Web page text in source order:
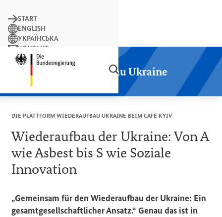
Startseite der Plattform
START
ENGLISH
УКРАЇНСЬКА
KONTAKT
LEICHTE SPRACHE
Plattform Wiederaufbau Ukraine
DIE PLATTFORM WIEDERAUFBAU UKRAINE BEIM CAFÉ KYIV
Wiederaufbau der Ukraine: Von A
wie Asbest bis S wie Soziale
Innovation
„Gemeinsam für den Wiederaufbau der Ukraine: Ein
gesamtgesellschaftlicher Ansatz.“ Genau das ist in